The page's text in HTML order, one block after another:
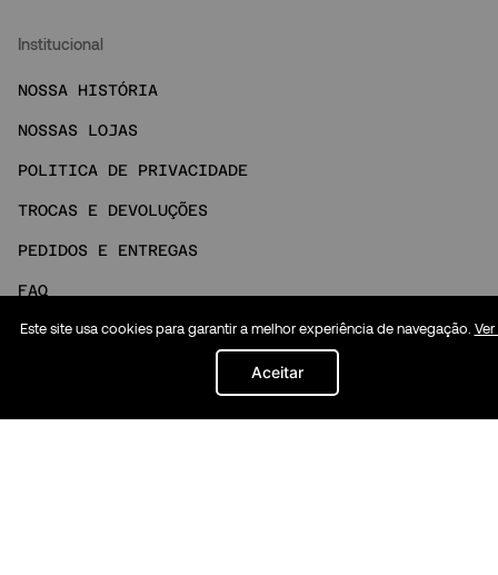
Institucional
NOSSA HISTÓRIA
NOSSAS LOJAS
POLITICA DE PRIVACIDADE
TROCAS E DEVOLUÇÕES
PEDIDOS E ENTREGAS
FAQ
NOSSO ATENDIMENTO
Este site usa cookies para garantir a melhor experiência de navegação.
Aceitar